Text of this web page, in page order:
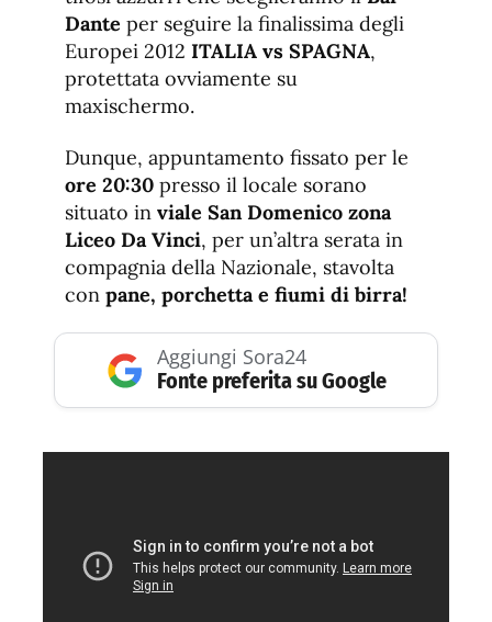
Dante per seguire la finalissima degli
Europei 2012 ITALIA vs SPAGNA,
protettata ovviamente su
maxischermo.
Dunque, appuntamento fissato per le
ore 20:30 presso il locale sorano
situato in viale San Domenico zona
Liceo Da Vinci, per un’altra serata in
compagnia della Nazionale, stavolta
con pane, porchetta e fiumi di birra!
Aggiungi Sora24
Fonte preferita su Google